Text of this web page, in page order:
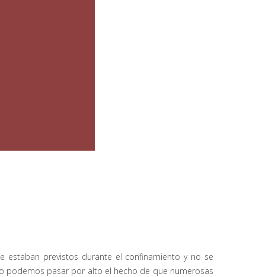
estaban previstos durante el confinamiento y no se
podemos pasar por alto el hecho de que numerosas